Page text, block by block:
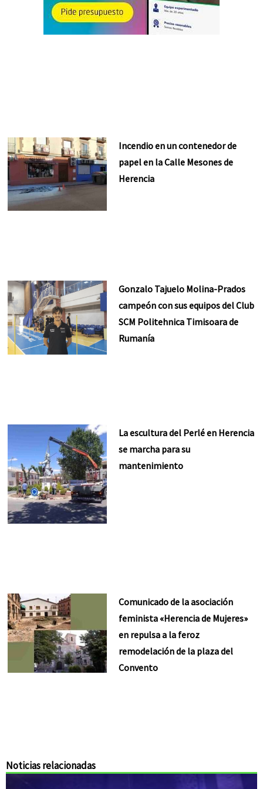
Incendio en un contenedor de
papel en la Calle Mesones de
Herencia
Gonzalo Tajuelo Molina-Prados
campeón con sus equipos del Club
SCM Politehnica Timisoara de
Rumanía
La escultura del Perlé en Herencia
se marcha para su
mantenimiento
Comunicado de la asociación
feminista «Herencia de Mujeres»
en repulsa a la feroz
remodelación de la plaza del
Convento
Noticias relacionadas